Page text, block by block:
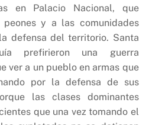
en Palacio Nacional, que
y a las comunidades
defensa del territorio. Santa
prefirieron una guerra
ver a un pueblo en armas que
por la defensa de sus
las clases dominantes
que una vez tomando el